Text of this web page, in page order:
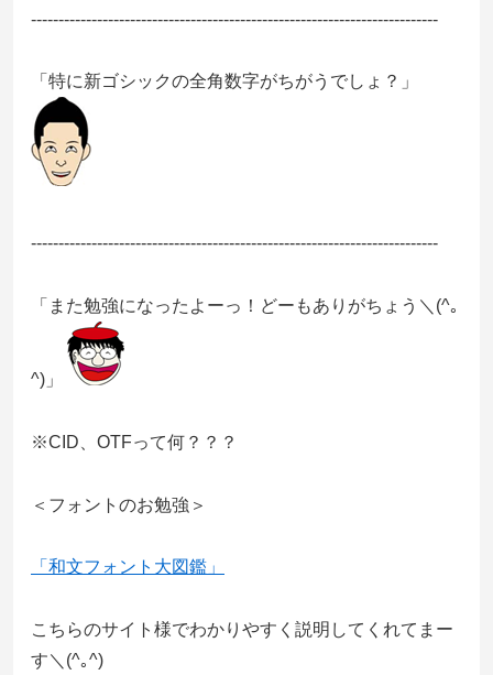
--------------------------------------------------------------------------
「特に新ゴシックの全角数字がちがうでしょ？」
--------------------------------------------------------------------------
「また勉強になったよーっ！どーもありがちょう＼(^｡
^)」
※CID、OTFって何？？？
＜フォントのお勉強＞
「和文フォント大図鑑」
こちらのサイト様でわかりやすく説明してくれてまー
す＼(^｡^)